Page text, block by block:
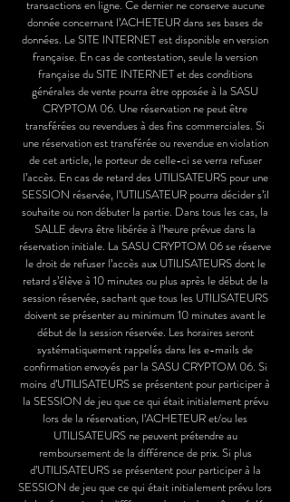
transactions en ligne. Ce dernier ne conserve aucune
donnée concernant l’ACHETEUR dans ses bases de
données. Le SITE INTERNET est disponible en version
française. En cas de contestation, seule la version
française du SITE INTERNET et des conditions
générales de vente pourra être opposée à la SASU
CRYPTOM 06. Une réservation ne peut être
transférées ou revendues à des fins commerciales. Si
une réservation est transférée ou revendue en violation
de cet article, le porteur de celle-ci se verra refuser
l’accès. En cas de retard des UTILISATEURS pour une
SESSION réservée, l’UTILISATEUR pourra décider s’il
souhaite ou non débuter la partie. Dans tous les cas, la
SALLE devra être libérée à l’heure prévue dans la
réservation initiale. La SASU CRYPTOM 06 se réserve
le droit de refuser l’accès aux UTILISATEURS dont le
retard s’élève à 10 minutes ou plus après le début de la
session réservée, sachant que tous les UTILISATEURS
doivent se présenter au minimum 10 minutes avant le
début de la session réservée. Les horaires seront
systématiquement rappelés dans les e-mails de
confirmation envoyés par la SASU CRYPTOM 06. Si
moins d’UTILISATEURS se présentent pour participer à
la SESSION de jeu que ce qui était initialement prévu
lors de la réservation, l’ACHETEUR et/ou les
UTILISATEURS ne peuvent prétendre au
remboursement de la différence de prix. Si plus
d’UTILISATEURS se présentent pour participer à la
SESSION de jeu que ce qui était initialement prévu lors